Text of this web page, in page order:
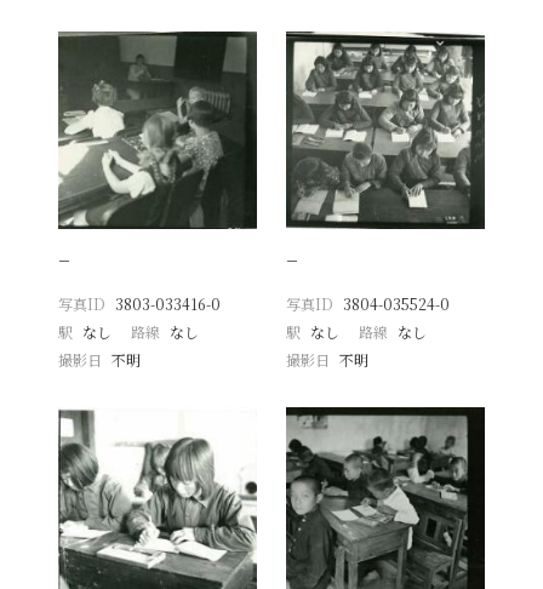
−
写真ID 3803-033416-0
駅 なし 路線 なし
撮影日
不明
−
写真ID 3804-035524-0
駅 なし 路線 なし
撮影日 不明